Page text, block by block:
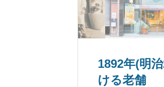
1892年(明
ける老舗